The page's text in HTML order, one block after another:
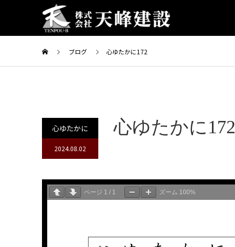
ブログ 心ゆたかに172
心ゆたかに
2024.08.02
心ゆたかに172
ページ 1 / 1 ズーム 100%